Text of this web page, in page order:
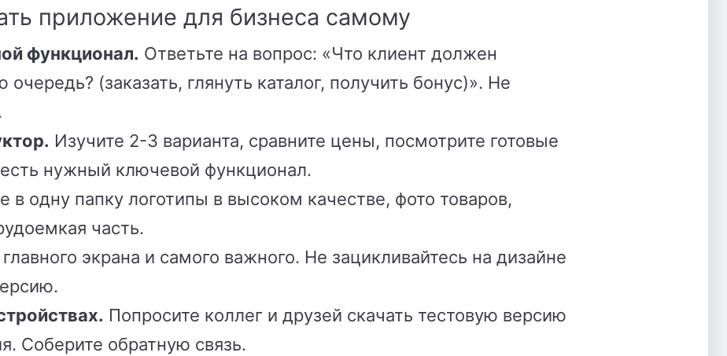
приложение для бизнеса самому
функционал. Ответьте на вопрос: «Что клиент должен
(заказать, глянуть каталог, получить бонус)». Не
Изучите 2-3 варианта, сравните цены, посмотрите готовые
нужный ключевой функционал.
в одну папку логотипы в высоком качестве, фото товаров,
часть.
экрана и самого важного. Не зацикливайтесь на дизайне
Попросите коллег и друзей скачать тестовую версию
Соберите обратную связь.